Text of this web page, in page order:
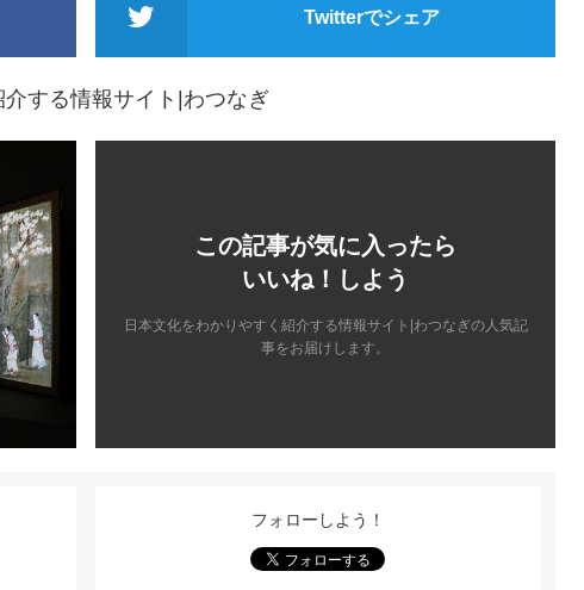
Twitterでシェア
する情報サイト|わつなぎ
この記事が気に入ったら
いいね！しよう
日本文化をわかりやすく紹介する情報サイト|わつなぎの人気記
事をお届けします。
フォローしよう！